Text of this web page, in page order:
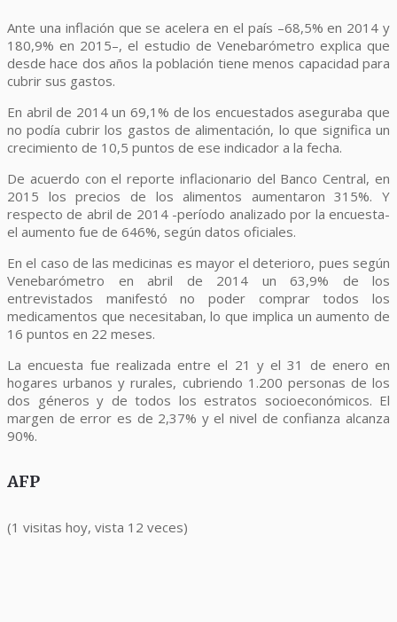
Ante una inflación que se acelera en el país –68,5% en 2014 y
180,9% en 2015–, el estudio de Venebarómetro explica que
desde hace dos años la población tiene menos capacidad para
cubrir sus gastos.
En abril de 2014 un 69,1% de los encuestados aseguraba que
no podía cubrir los gastos de alimentación, lo que significa un
crecimiento de 10,5 puntos de ese indicador a la fecha.
De acuerdo con el reporte inflacionario del Banco Central, en
2015 los precios de los alimentos aumentaron 315%. Y
respecto de abril de 2014 -período analizado por la encuesta-
el aumento fue de 646%, según datos oficiales.
En el caso de las medicinas es mayor el deterioro, pues según
Venebarómetro en abril de 2014 un 63,9% de los
entrevistados manifestó no poder comprar todos los
medicamentos que necesitaban, lo que implica un aumento de
16 puntos en 22 meses.
La encuesta fue realizada entre el 21 y el 31 de enero en
hogares urbanos y rurales, cubriendo 1.200 personas de los
dos géneros y de todos los estratos socioeconómicos. El
margen de error es de 2,37% y el nivel de confianza alcanza
90%.
AFP
(1 visitas hoy, vista 12 veces)